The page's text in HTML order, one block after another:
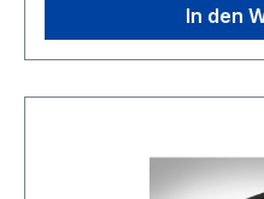
In den